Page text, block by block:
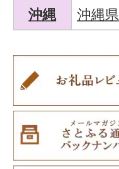
沖縄
沖縄県